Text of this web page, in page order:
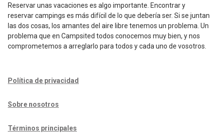
Reservar unas vacaciones es algo importante. Encontrar y
reservar campings es más difícil de lo que debería ser. Si se juntan
las dos cosas, los amantes del aire libre tenemos un problema. Un
problema que en Campsited todos conocemos muy bien, y nos
comprometemos a arreglarlo para todos y cada uno de vosotros.
Política de privacidad
Sobre nosotros
Términos principales